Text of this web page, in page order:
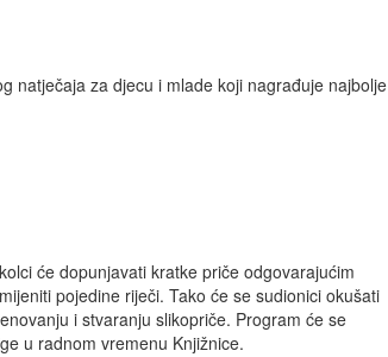
natječaja za djecu i mlade koji nagrađuje najbolje
će dopunjavati kratke priče odgovarajućim
pojedine riječi. Tako će se sudionici okušati
i stvaranju slikopriče. Program će se
u radnom vremenu Knjižnice.